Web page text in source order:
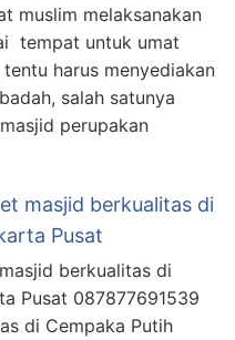
muslim melaksanakan
tempat untuk umat
harus menyediakan
salah satunya
perupakan
masjid berkualitas di
Pusat
berkualitas di
Pusat 087877691539
di Cempaka Putih